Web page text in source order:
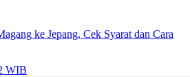
ke Jepang, Cek Syarat dan Cara
WIB